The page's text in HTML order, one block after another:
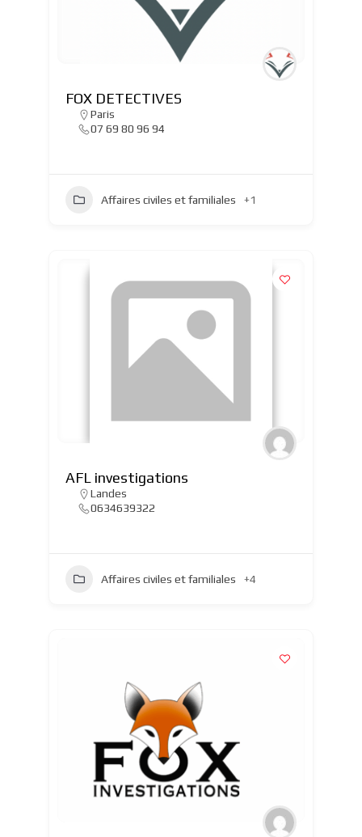
FOX DETECTIVES
Paris
07 69 80 96 94
Affaires civiles et familiales +1
AFL investigations
Landes
0634639322
Affaires civiles et familiales +4